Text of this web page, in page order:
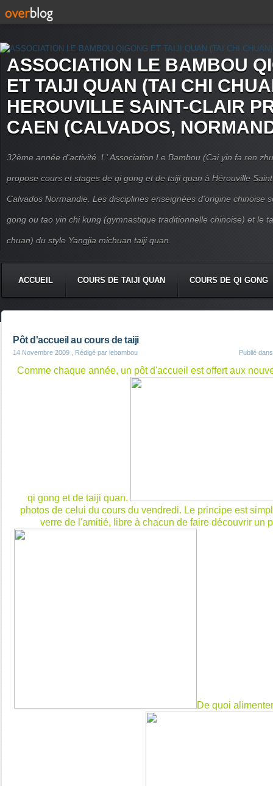
ASSOCIATION LE BAMBOU
ET TAIJI QUAN (TAI CHI
HEROUVILLE SAINT-CLAIR
CAEN (CALVADOS,
32ème année d'activité. L' Association Le Bambou (Cai yin fa ren
propose cours et stages de qi gong et de taiji quan à Hérouville
Calvados Normandie. Les disciplines enseignées d'origine chinoise
gong ou tao yin chi kung (gymnastique traditionnelle chinoise) et le
chuan) du style Yangjia michuan taiji quan.
ACCUEIL COURS DE TAIJI QUAN COURS DE QI GONG
Pôt d'accueil au cours de taiji
14 Novembre 2009 , Rédigé par lebambou Publié
Comme chaque année, un pôt d'accueil est offert aux
qi gong et de taiji quan.
photos de celui du cours du vendredi. Le principe est
verre de l'amitié, libre à chacun de faire découvrir un
De quoi